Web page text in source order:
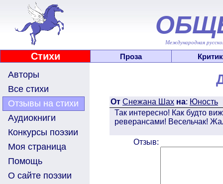
Международная
Стихи Проза
Авторы
Все стихи
Отзывы на стихи
Аудиокниги
Конкурсы поэзии
Моя страница
Помощь
О сайте поэзии
От Снежана Шах на: Юность
Так интересно! Как будто
реверансами! Весельчак!
Отзыв: